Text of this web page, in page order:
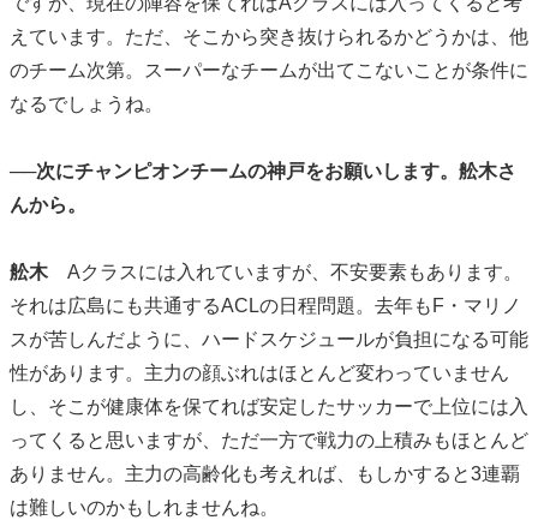
えています。ただ、そこから突き抜けられるかどうかは、他
のチーム次第。スーパーなチームが出てこないことが条件に
なるでしょうね。
──次にチャンピオンチームの神戸をお願いします。舩木さ
んから。
舩木Aクラスには入れていますが、不安要素もあります。
それは広島にも共通するACLの日程問題。去年もF・マリノ
スが苦しんだように、ハードスケジュールが負担になる可能
性があります。主力の顔ぶれはほとんど変わっていません
し、そこが健康体を保てれば安定したサッカーで上位には入
ってくると思いますが、ただ一方で戦力の上積みもほとんど
ありません。主力の高齢化も考えれば、もしかすると3連覇
は難しいのかもしれませんね。